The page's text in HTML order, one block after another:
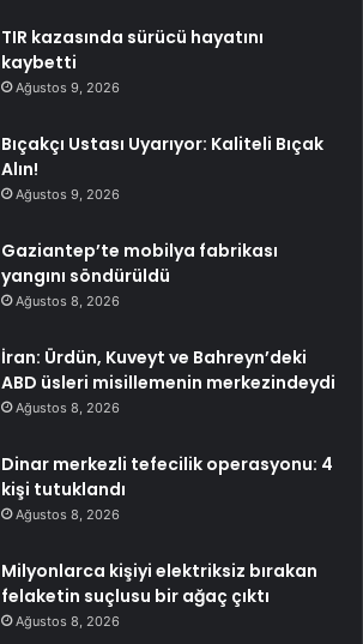
TIR kazasında sürücü hayatını
kaybetti
Ağustos 9, 2026
Bıçakçı Ustası Uyarıyor: Kaliteli Bıçak
Alın!
Ağustos 9, 2026
Gaziantep’te mobilya fabrikası
yangını söndürüldü
Ağustos 8, 2026
İran: Ürdün, Kuveyt ve Bahreyn’deki
ABD üsleri misillemenin merkezindeydi
Ağustos 8, 2026
Dinar merkezli tefecilik operasyonu: 4
kişi tutuklandı
Ağustos 8, 2026
Milyonlarca kişiyi elektriksiz bırakan
felaketin suçlusu bir ağaç çıktı
Ağustos 8, 2026